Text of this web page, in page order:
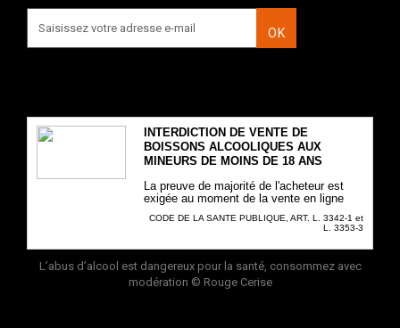
OK
INTERDICTION DE VENTE DE
BOISSONS ALCOOLIQUES AUX
MINEURS DE MOINS DE 18 ANS
La preuve de majorité de l'acheteur est
exigée au moment de la vente en ligne
CODE DE LA SANTE PUBLIQUE, ART. L. 3342-1 et
L. 3353-3
L’abus d’alcool est dangereux pour la santé, consommez avec
modération © Rouge Cerise